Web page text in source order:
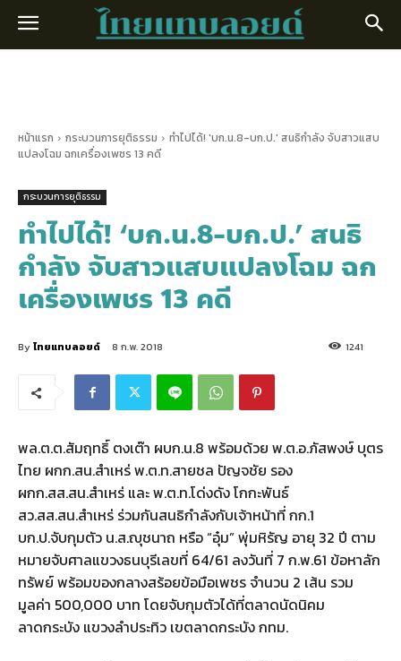
หน้าแรก กระบวนการยุติธรรม
ทำไปได้! 'บก.น.8-บก.ป.' สนธิกำลัง จับสาวแสบ
แปลงโฉม ฉกเครื่องเพชร 13 คดี
กระบวนการยุติธรรม
ทำไปได้! ‘บก.น.8-บก.ป.’ สนธิ
กำลัง จับสาวแสบแปลงโฉม ฉก
เครื่องเพชร 13 คดี
By ไทยแทบลอยด์ 8 ก.พ. 2018 1241
พล.ต.ต.สัมฤทธิ์ ตงเต๊า ผบก.น.8 พร้อมด้วย พ.ต.อ.ภัสพงษ์ บุตร
ไทย ผกก.สน.สำเหร่ พ.ต.ท.สายชล ปัญจชัย รอง
ผกก.สส.สน.สำเหร่ และ พ.ต.ท.โด่งดัง โกกะพันธ์
สว.สส.สน.สำเหร่ ร่วมกันสนธิกำลังกับเจ้าหน้าที่ กก.1
บก.ป.จับกุมตัว น.ส.ญุชนาถ หรือ “อุ๋ม” พุ่มหิรัญ อายุ 32 ปี ตาม
หมายจับศาลแขวงธนบุรีเลขที่ 64/61 ลงวันที่ 7 ก.พ.61 ข้อหาลัก
ทรัพย์ พร้อมของกลางสร้อยข้อมือเพชร จำนวน 2 เส้น รวม
มูลค่า 500,000 บาท โดยจับกุมตัวได้ที่ตลาดนัดนิคม
ลาดกระบัง แขวงลำประทิว เขตลาดกระบัง กทม.